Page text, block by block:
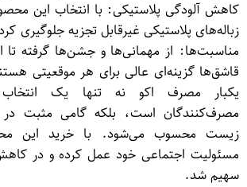
کاهش آلودگی پلاستیکی: با انتخاب این
زباله‌های پلاستیکی غیرقابل تجزیه جلوگیری
مناسبت‌ها: از مهمانی‌ها و جشن‌ها گرفته تا
قاشق‌ها گزینه‌ای عالی برای هر موقعیتی
یکبار مصرف اکو نه تنها یک انتخاب
مصرف‌کنندگان است، بلکه گامی مثبت
زیست محسوب می‌شود. با خرید این
مسئولیت اجتماعی خود عمل کرده و در
سهیم شد.